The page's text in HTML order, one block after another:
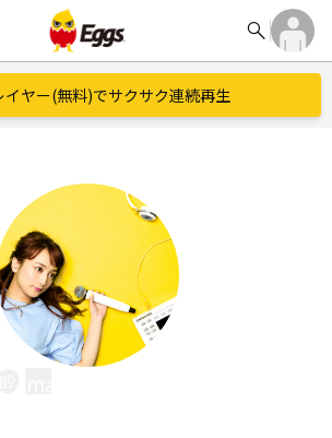
search
イヤー(無料)でサクサク連続再生